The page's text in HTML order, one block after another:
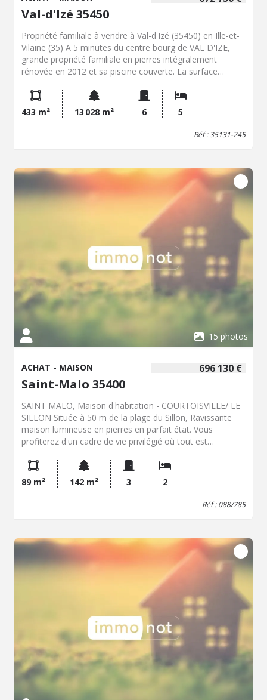
Val-d'Izé 35450
Propriété familiale à vendre à Val-d'Izé (35450) en Ille-et-
Vilaine (35) A 5 minutes du centre bourg de VAL D'IZE,
grande propriété familiale en pierres intégralement
rénovée en 2012 et sa piscine couverte. La surface
pièces à vivre. L'entrée s'effectue sur la vaste pièce de vie
de 73 m² (cuisine A/E, salle à manger, salon avec
cheminée) qui donne accès directement à une agréable
terrasse et vue sur la campagne. Egalement au rez-de-
enfants, une buanderie, une lingerie et un espace bar
aménagé/salle de billard. Dans les étages, quatre
chambres spacieuses dont deux avec balcon individuel, un
bureau, 2 wc, une salle de bains et une salle d'eau. Un
double garage et une cave enterrée complètent ce bien.
La propriété bénéficie de panneaux solaires pour la
consommation personnelle, des batteries sont aussi
présentes pour le stockage. PISCINE COUVERTE
CHAUFFÉE (dimensions 10,5m x 4,5m), vestiaire et wc. Le
terrain de 1ha30a est entièrement clos, la cour est
goudronnée et fermée par un portail automatique. Venez
visiter ce bien exceptionnel ! La commune de Val-d'Izé se
situe à une trentaine de kilomètres de Rennes. Le
territoire de la commune bénéficie de plusieurs
commerces de proximité, établissements scolaires,
services de santé ainsi que diverses associations
433 m² 13 028 m² 6 5
Réf : 35131-245
15 photos
696 130 €
ACHAT - MAISON
Saint-Malo 35400
SAINT MALO, Maison d'habitation - COURTOISVILLE/ LE
SILLON Située à 50 m de la plage du Sillon, Ravissante
maison lumineuse en pierres en parfait état. Vous
profiterez d'un cadre de vie privilégié où tout est
confort moderne, cette maison ne nécessite aucun
travaux Elle offre une vaste pièce de vie avec cuisine
équipée, buanderie et wc au RDC Deux chambres et une
salle d'eau avec wc à l'étage. Jardin/terrasse avec
annuelles d'énergie pour un usage standard : 2196 à 2970
€ (base 2023) - Prix Hon. Négo Inclus : 696 130 € dont
3,90% Hon. Négo TTC charge acq. Prix Hors Hon. Négo
:670 000 € - Réf : 088/785
89 m² 142 m² 3 2
Réf : 088/785